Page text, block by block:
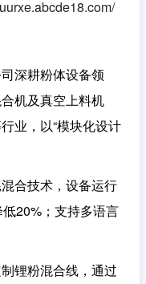
深耕粉体设备领
机及真空上料机
业，以“模块化设计
合技术，设备运行
20%；支持多语言
锂粉混合线，通过